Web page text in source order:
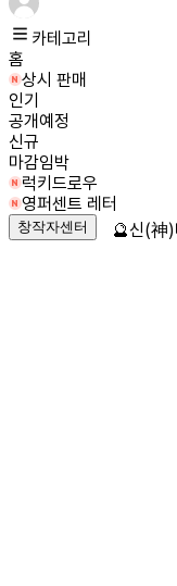
카테고리
홈
상시 판매
인기
공개예정
신규
마감임박
럭키드로우
영퍼센트 레터
창작자센터 🔮신(神)